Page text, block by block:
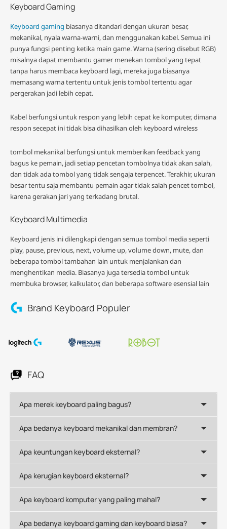
Keyboard Gaming
Keyboard gaming biasanya ditandari dengan ukuran besar,
mekanikal, nyala warna-warni, dan menggunakan kabel. Semua ini
punya fungsi penting ketika main game. Warna (sering disebut RGB)
misalnya dapat membantu gamer menekan tombol yang tepat
tanpa harus membaca keyboard lagi, mereka juga biasanya
memasang warna tertentu untuk jenis tombol tertentu agar
pergerakan jadi lebih cepat.
Kabel berfungsi untuk respon yang lebih cepat ke komputer, dimana
respon secepat ini tidak bisa dihasilkan oleh keyboard wireless
tombol mekanikal berfungsi untuk memberikan feedback yang
bagus ke pemain, jadi setiap pencetan tombolnya tidak akan salah,
dan tidak ada tombol yang tidak sengaja terpencet. Terakhir, ukuran
besar tentu saja membantu pemain agar tidak salah pencet tombol,
karena gerakan jari yang terkadang brutal.
Keyboard Multimedia
Keyboard jenis ini dilengkapi dengan semua tombol media seperti
play, pause, previous, next, volume up, volume down, mute, dan
beberapa tombol tambahan lain untuk menjalankan dan
menghentikan media. Biasanya juga tersedia tombol untuk
membuka browser, kalkulator, dan beberapa software esensial lain
Brand Keyboard Populer
FAQ
Apa merek keyboard paling bagus?
Apa bedanya keyboard mekanikal dan membran?
Apa keuntungan keyboard eksternal?
Apa kerugian keyboard eksternal?
Apa keyboard komputer yang paling mahal?
Apa bedanya keyboard gaming dan keyboard biasa?